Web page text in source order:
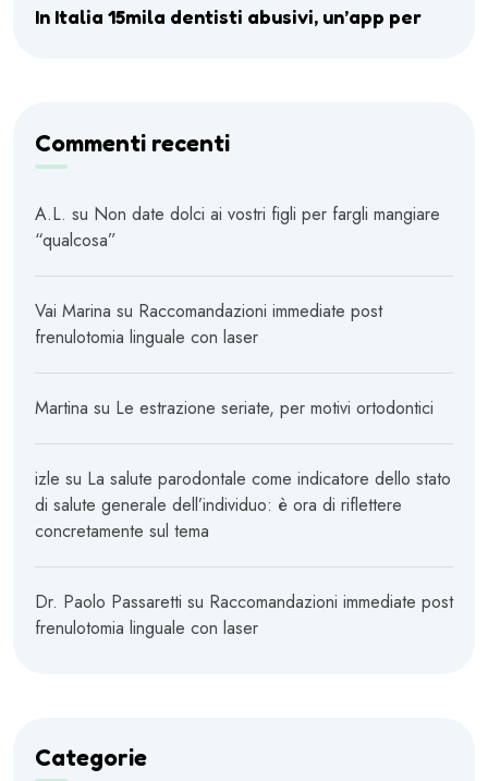
In Italia 15mila dentisti abusivi, un’app per
Commenti recenti
A.L. su Non date dolci ai vostri figli per fargli mangiare
“qualcosa”
Vai Marina su Raccomandazioni immediate post
frenulotomia linguale con laser
Martina su Le estrazione seriate, per motivi ortodontici
izle su La salute parodontale come indicatore dello stato
di salute generale dell’individuo: è ora di riflettere
concretamente sul tema
Dr. Paolo Passaretti su Raccomandazioni immediate post
frenulotomia linguale con laser
Categorie